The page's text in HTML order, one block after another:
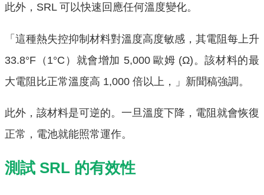
此外，SRL 可以快速回應任何溫度變化。
「這種熱失控抑制材料對溫度高度敏感，其電阻每上升
33.8°F（1°C）就會增加 5,000 歐姆 (Ω)。該材料的最
大電阻比正常溫度高 1,000 倍以上，」新聞稿強調。
此外，該材料是可逆的。一旦溫度下降，電阻就會恢復
正常，電池就能照常運作。
測試 SRL 的有效性